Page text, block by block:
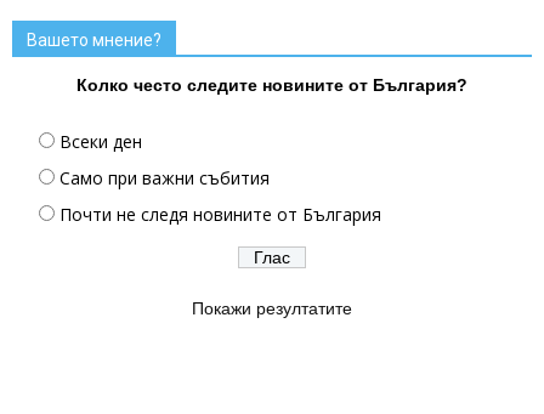
Вашето мнение?
Колко често следите новините от България?
Всеки ден
Само при важни събития
Почти не следя новините от България
Покажи резултатите